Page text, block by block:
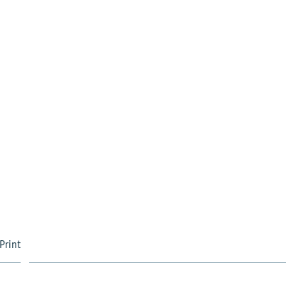
Print